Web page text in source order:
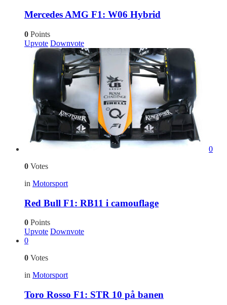
Mercedes AMG F1: W06 Hybrid
0 Points
Upvote Downvote
0
0 Votes
in Motorsport
Red Bull F1: RB11 i camouflage
0 Points
Upvote Downvote
0
0 Votes
in Motorsport
Toro Rosso F1: STR 10 på banen